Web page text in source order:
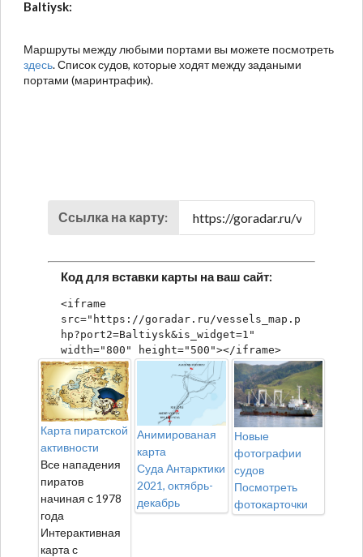
Baltiysk:
Маршруты между любыми портами вы можете посмотреть
здесь. Список судов, которые ходят между задаными
портами (маринтрафик).
Ссылка на карту:
Код для вставки карты на ваш сайт:
<iframe
src="https://goradar.ru/vessels_map.p
hp?port2=Baltiysk&is_widget=1"
width="800" height="500"></iframe>
Карта пиратской
активности
Все нападения
пиратов
начиная с 1978
года
Интерактивная
карта с
Анимированая
карта
Суда Антарктики
2021, октябрь-
декабрь
Новые
фотографии
судов
Посмотреть
фотокарточки